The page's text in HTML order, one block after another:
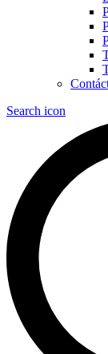
Search icon